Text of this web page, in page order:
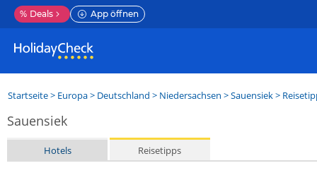
% Deals App öffnen
Startseite> Europa> Deutschland > Niedersachsen >Sauensiek>
Sauensiek
Hotels Reisetipps